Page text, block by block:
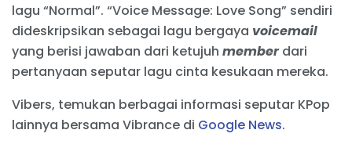
lagu “Normal”. “Voice Message: Love Song” sendiri
dideskripsikan sebagai lagu bergaya voicemail
yang berisi jawaban dari ketujuh memberdari
pertanyaan seputar lagu cinta kesukaan mereka.
Vibers, temukan berbagai informasi seputar KPop
lainnya bersama Vibrance di Google News.